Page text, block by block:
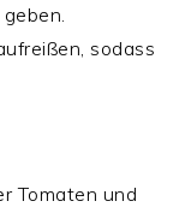
sodass
Tomaten und